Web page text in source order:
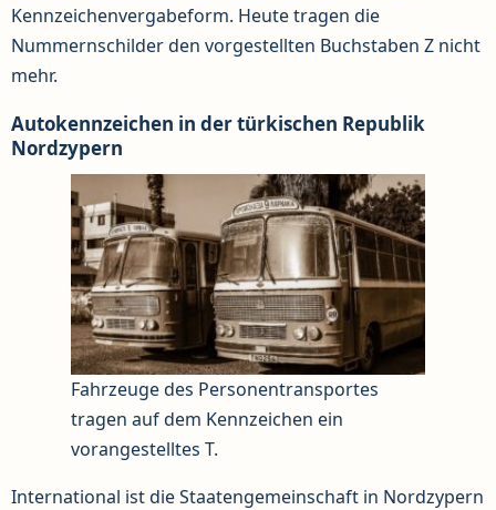
Kennzeichenvergabeform. Heute tragen die
Nummernschilder den vorgestellten Buchstaben Z nicht
mehr.
Autokennzeichen in der türkischen Republik
Nordzypern
Fahrzeuge des Personentransportes
tragen auf dem Kennzeichen ein
vorangestelltes T.
International ist die Staatengemeinschaft in Nordzypern